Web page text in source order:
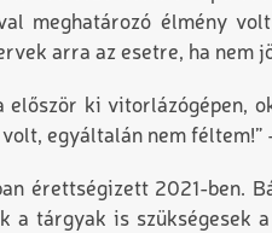
meghatározó élmény
arra az esetre, ha nem
először ki vitorlázógépen,
egyáltalán nem féltem!”
érettségizett 2021-ben.
a tárgyak is